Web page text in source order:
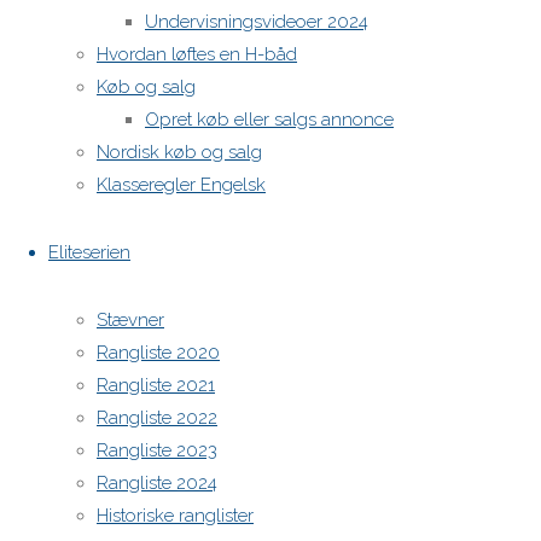
Undervisningsvideoer 2024
Hvordan løftes en H-båd
Køb og salg
Opret køb eller salgs annonce
Nordisk køb og salg
Klasseregler Engelsk
Eliteserien
Stævner
Rangliste 2020
Rangliste 2021
Rangliste 2022
Rangliste 2023
Rangliste 2024
Historiske ranglister
H-båds kalenderen i Europa
Powered by